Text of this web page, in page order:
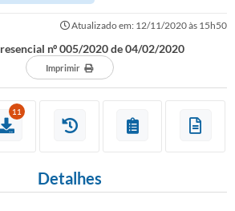
Atualizado em: 12/11/2020 às 15h50
nº 005/2020 de 04/02/2020
Imprimir
11
Detalhes